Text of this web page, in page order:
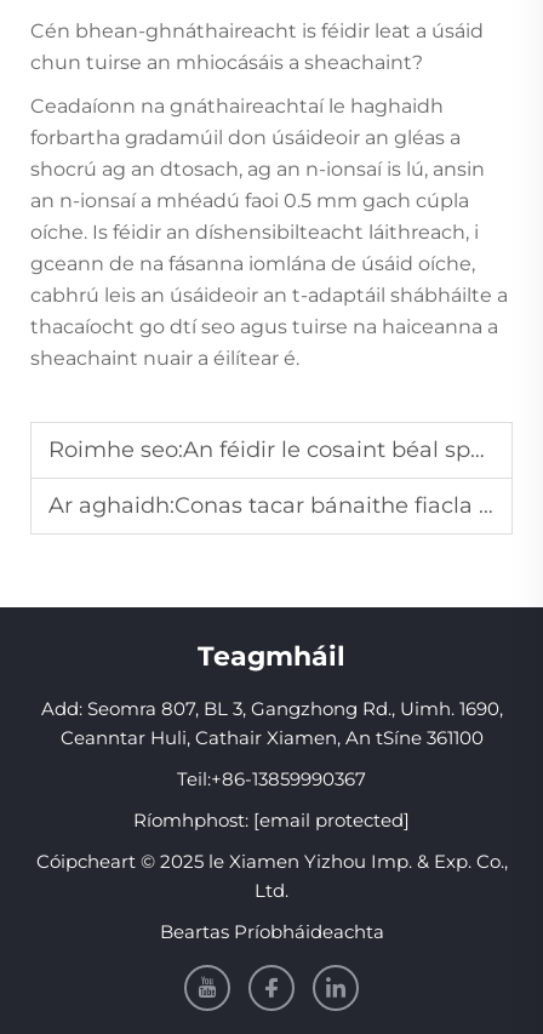
Cén bhean-ghnáthaireacht is féidir leat a úsáid
chun tuirse an mhiocásáis a sheachaint?
Ceadaíonn na gnáthaireachtaí le haghaidh
forbartha gradamúil don úsáideoir an gléas a
shocrú ag an dtosach, ag an n-ionsaí is lú, ansin
an n-ionsaí a mhéadú faoi 0.5 mm gach cúpla
oíche. Is féidir an díshensibilteacht láithreach, i
gceann de na fásanna iomlána de úsáid oíche,
cabhrú leis an úsáideoir an t-adaptáil shábháilte a
thacaíocht go dtí seo agus tuirse na haiceanna a
sheachaint nuair a éilítear é.
Roimhe seo:An féidir le cosaint béal spóirt a chosc comhshaoil i spóirt teagmhála?
Ar aghaidh:Conas tacar bánaithe fiacla a stóráil chun a éifeachtúlacht a chaomhnú?
Teagmháil
Add: Seomra 807, BL 3, Gangzhong Rd., Uimh. 1690,
Ceanntar Huli, Cathair Xiamen, An tSíne 361100
Teil:+86-13859990367
Ríomhphost: [email protected]
Cóipcheart © 2025 le Xiamen Yizhou Imp. & Exp. Co.,
Ltd.
Beartas Príobháideachta